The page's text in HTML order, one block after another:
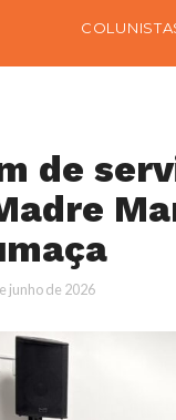
de
junho de 2026